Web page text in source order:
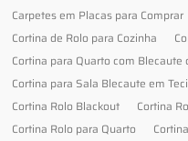
Carpetes em Placas para Comprar
Cortina de Rolo para Cozinha
Cortina para Quarto com Blecaute
Cortina para Sala Blecaute em
Cortina Rolo Blackout
Cortina
Cortina Rolo para Quarto